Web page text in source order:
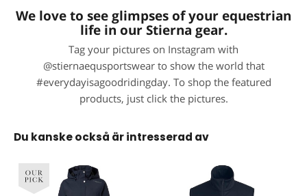
We love to see glimpses of your equestrian
life in our Stierna gear.
Tag your pictures on Instagram with
@stiernaequsportswear to show the world that
#everydayisagoodridingday. To shop the featured
products, just click the pictures.
Du kanske också är intresserad av